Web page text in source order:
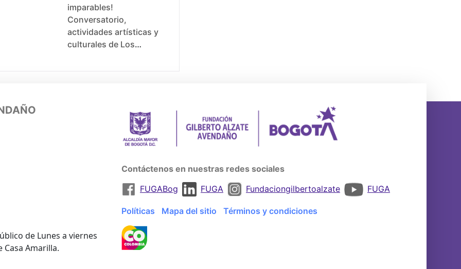
imparables!
Conversatorio,
actividades artísticas y
culturales de Los
liderada por colmyeg
martires y casa LGBTI
Diana Navarro para
visibilizar los procesos
y trans de la localidad a
presentaciones
conversatorios y
emprendimientos.
de Lunes a viernes
Casa Amarilla.
Contáctenos en nuestras redes sociales
FUGABog
FUGA Fundaciongilbertoalzate FUGA
Políticas Mapa del sitio Términos y condiciones